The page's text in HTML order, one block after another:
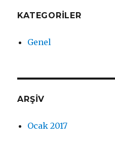
KATEGORILER
Genel
ARŞIV
Ocak 2017